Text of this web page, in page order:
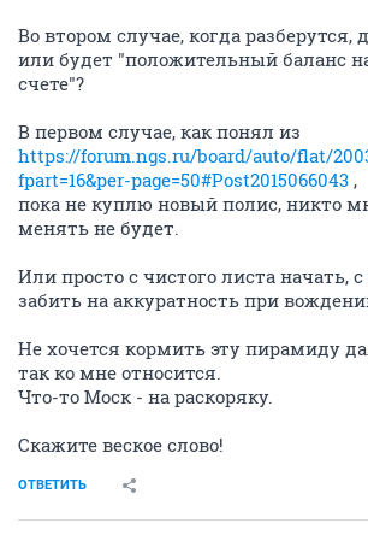
Во втором случае, когда разберутся,
или будет "положительный баланс
счете"?
В первом случае, как понял из
https://forum.ngs.ru/board/auto/flat/
fpart=16&per-page=50#Post2015066043 ,
пока не куплю новый полис, никто
менять не будет.
Или просто с чистого листа начать,
забить на аккуратность при
Не хочется кормить эту пирамиду
так ко мне относится.
Что-то Моск - на раскоряку.
Скажите веское слово!
ОТВЕТИТЬ